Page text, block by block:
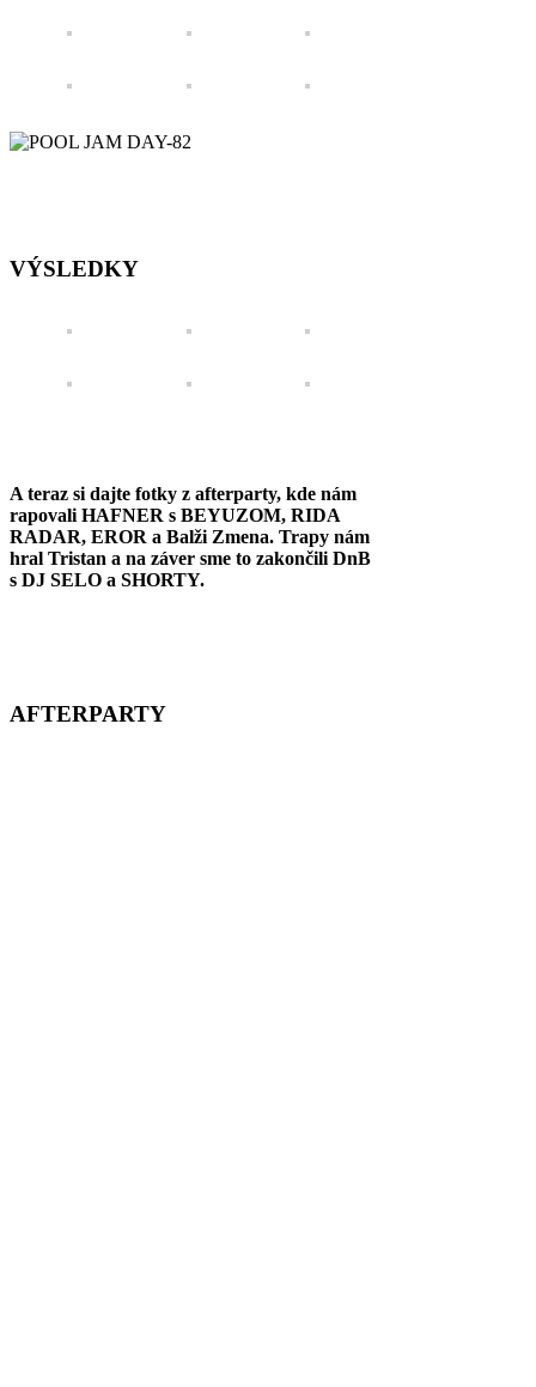
VÝSLEDKY
A teraz si dajte fotky z afterparty, kde nám
rapovali HAFNER s BEYUZOM, RIDA
RADAR, EROR a Balži Zmena. Trapy nám
hral Tristan a na záver sme to zakončili DnB
s DJ SELO a SHORTY.
AFTERPARTY